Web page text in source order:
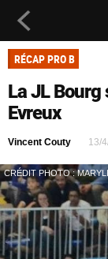
RÉCAP PRO B
La JL
Evreux
Vincent Couty 13/
CRÉDIT PHOTO :